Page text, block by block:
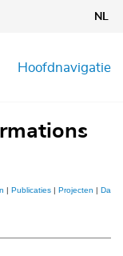
NL
Hoofdnavigatie
| Publicaties| Projecten |